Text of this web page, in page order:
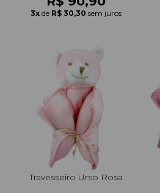
3x de R$ 30,30 sem juros
Travesseiro Urso Rosa